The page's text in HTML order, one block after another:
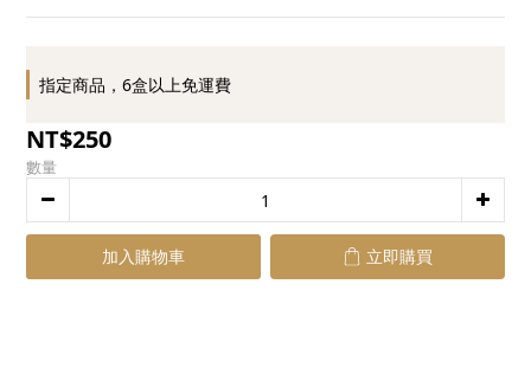
指定商品，6盒以上免運費
NT$250
數量
加入購物車 立即購買